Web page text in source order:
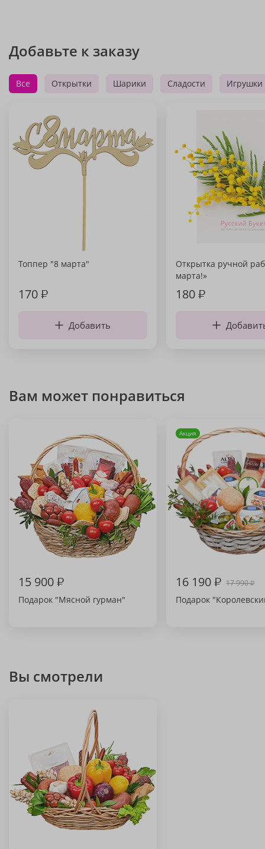
Добавьте к заказу
Все Открытки Шарики Сладости Игрушки
Топпер "8 марта"
170₽
Добавить
Открытка ручной
марта!»
180₽
Вам может понравиться
15 900₽
Подарок "Мясной гурман"
Акция
16 190₽ 17 990₽
Подарок
Вы смотрели